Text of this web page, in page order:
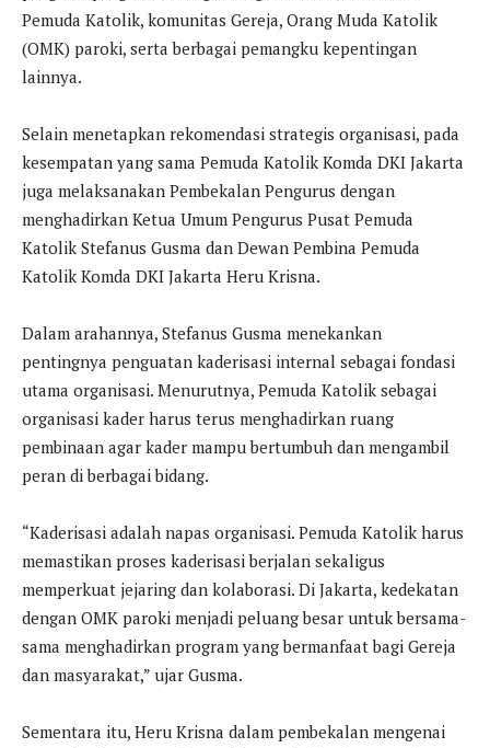
Pemuda Katolik, komunitas Gereja, Orang Muda Katolik
(OMK) paroki, serta berbagai pemangku kepentingan
lainnya.
Selain menetapkan rekomendasi strategis organisasi, pada
kesempatan yang sama Pemuda Katolik Komda DKI Jakarta
juga melaksanakan Pembekalan Pengurus dengan
menghadirkan Ketua Umum Pengurus Pusat Pemuda
Katolik Stefanus Gusma dan Dewan Pembina Pemuda
Katolik Komda DKI Jakarta Heru Krisna.
Dalam arahannya, Stefanus Gusma menekankan
pentingnya penguatan kaderisasi internal sebagai fondasi
utama organisasi. Menurutnya, Pemuda Katolik sebagai
organisasi kader harus terus menghadirkan ruang
pembinaan agar kader mampu bertumbuh dan mengambil
peran di berbagai bidang.
“Kaderisasi adalah napas organisasi. Pemuda Katolik harus
memastikan proses kaderisasi berjalan sekaligus
memperkuat jejaring dan kolaborasi. Di Jakarta, kedekatan
dengan OMK paroki menjadi peluang besar untuk bersama-
sama menghadirkan program yang bermanfaat bagi Gereja
dan masyarakat,” ujar Gusma.
Sementara itu, Heru Krisna dalam pembekalan mengenai